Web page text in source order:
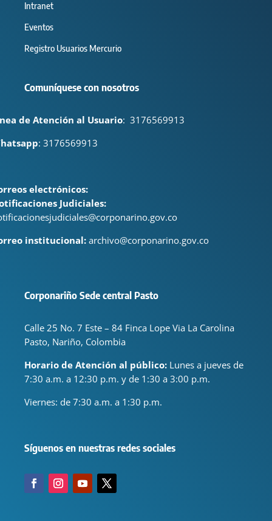
Intranet
Eventos
Registro Usuarios Mercurio
Comuníquese con nosotros
de Atención al Usuario: 3176569913
: 3176569913
electrónicos:
Judiciales:
institucional: archivo@corponarino.gov.co
Corponariño Sede central Pasto
Calle 25 No. 7 Este – 84 Finca Lope Via La Carolina
Pasto, Nariño, Colombia
Horario de Atención al público: Lunes a jueves de
7:30 a.m. a 12:30 p.m. y de 1:30 a 3:00 p.m.
Viernes: de 7:30 a.m. a 1:30 p.m.
Síguenos en nuestras redes sociales